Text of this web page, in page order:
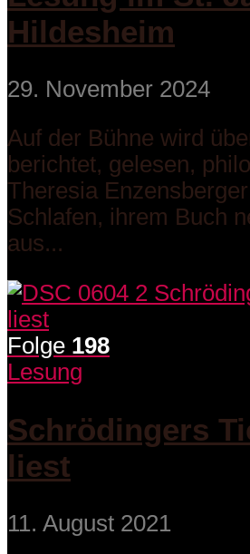
Hildesheim
29. November 2024
Auf der Bühne wird
berichtet, gelesen,
Theresia
Schlafen, ihrem Buch
aus...
Folge 198
Lesung
Schrödingers
liest
11. August 2021